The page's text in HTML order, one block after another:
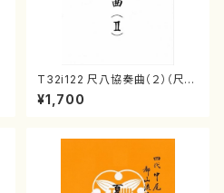
T32i122 尺八協奏曲（２）（尺
八/二代 山本邦山/尺八/都山式
譜）都山流公刊楽譜曲番:571
¥1,700